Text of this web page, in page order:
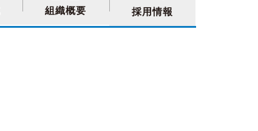
組織概要 採用情報